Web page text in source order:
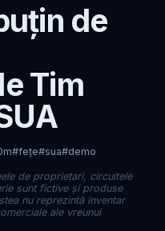
de
Tim
#fețe#sua#demo
de proprietari, circuitele
sunt fictive și produse
nu reprezintă inventar
ale vreunui